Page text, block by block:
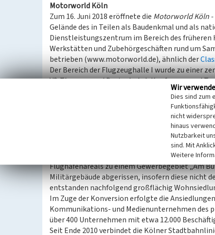
Motorworld Köln
Zum 16. Juni 2018 eröffnete die Motorworld Köln -
Gelände des in Teilen als Baudenkmal und als
Dienstleistungszentrum im Bereich des
Werkstätten und Zubehörgeschäften rund um
betrieben (www.motorworld.de), ähnlich der
Der Bereich der Flugzeughalle I wurde zu einer
V8-Themen- und Designhotel, Konferenz- und
siebenmaligen Formel-1-Weltmeister Michael
Im Rahmen der meist frei zugänglichen
mit Bezug auf die Domstadt dargestellt; die
Konversionsgebiet / Gewerbegebiet „Am
Bereits Ende der 1960er-Jahre begann die
Flughafenareals zu einem Gewerbegebiet „Am
Militärgebäude abgerissen, insofern diese nicht
entstanden nachfolgend großflächig
Im Zuge der Konversion erfolgte die
Kommunikations- und Medienunternehmen des
über 400 Unternehmen mit etwa 12.000
Seit Ende 2010 verbindet die Kölner
Wir
Dies sind zum
nicht
hinaus
Nutzbarkeit
sind. Mit
Weitere